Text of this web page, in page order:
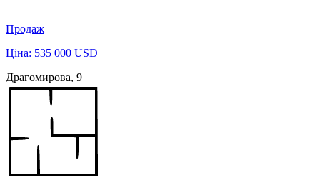
Продаж
Ціна: 535 000 USD
Драгомирова, 9